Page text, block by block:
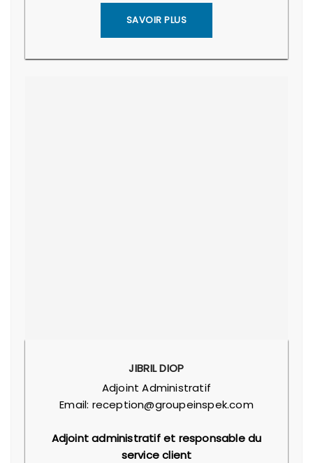
SAVOIR PLUS
JIBRIL DIOP
Adjoint Administratif
Email: reception@groupeinspek.com
Adjoint administratif et responsable du
service client